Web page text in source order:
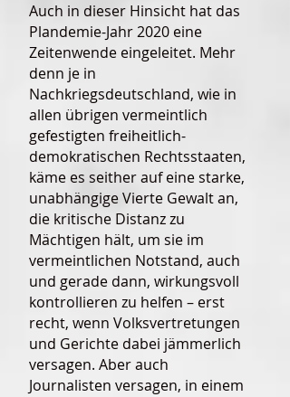
Auch in dieser Hinsicht hat das
Plandemie-Jahr 2020 eine
Zeitenwende eingeleitet. Mehr
denn je in
Nachkriegsdeutschland, wie in
allen übrigen vermeintlich
gefestigten freiheitlich-
demokratischen Rechtsstaaten,
käme es seither auf eine starke,
unabhängige Vierte Gewalt an,
die kritische Distanz zu
Mächtigen hält, um sie im
vermeintlichen Notstand, auch
und gerade dann, wirkungsvoll
kontrollieren zu helfen – erst
recht, wenn Volksvertretungen
und Gerichte dabei jämmerlich
versagen. Aber auch
Journalisten versagen, in einem